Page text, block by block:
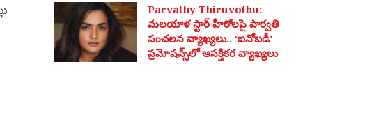
Parvathy Thiruvothu:
మలయాళ స్టార్ హీరోలపై పార్వతి
సంచలన వ్యాఖ్యలు.. ‘ఐనోబడీ’
ప్రమోషన్స్‌లో ఆసక్తికర వ్యాఖ్యలు